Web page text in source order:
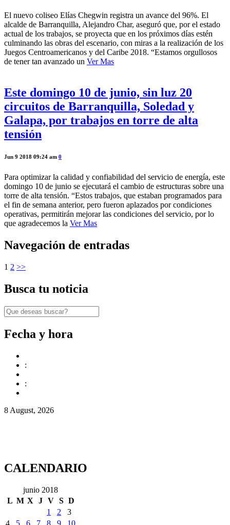
El nuevo coliseo Elías Chegwin registra un avance del 96%. El
alcalde de Barranquilla, Alejandro Char, aseguró que, por el estado
actual de los trabajos, se proyecta que en los próximos días estén
culminando las obras del escenario, con miras a la realización de los
Juegos Centroamericanos y del Caribe 2018. “Estamos orgullosos
de tener tan avanzado un Ver Mas
Este domingo 10 de junio, sin luz 20
circuitos de Barranquilla, Soledad y
Galapa, por trabajos en torre de alta
tensión
Jun 9 2018 09:24 am 0
Para optimizar la calidad y confiabilidad del servicio de energía, este
domingo 10 de junio se ejecutará el cambio de estructuras sobre una
torre de alta tensión. “Estos trabajos, que estaban programados para
el fin de semana anterior, pero fueron aplazados por condiciones
operativas, permitirán mejorar las condiciones del servicio, por lo
que agradecemos la Ver Mas
Navegación de entradas
1 2 >>
Busca tu noticia
Fecha y hora
:
:
8 August, 2026
CALENDARIO
junio 2018
L M X J V S D
1
2
3
4
5 6 7 8 9 10